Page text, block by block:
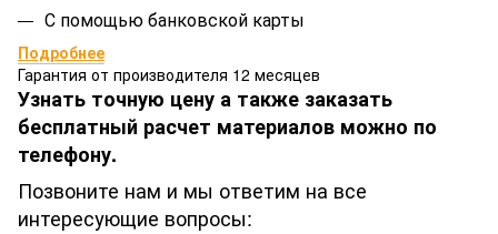
С помощью банковской карты
Подробнее
Гарантия от производителя 12 месяцев
Узнать точную цену а также заказать
бесплатный расчет материалов можно по
телефону.
Позвоните нам и мы ответим на все
интересующие вопросы: